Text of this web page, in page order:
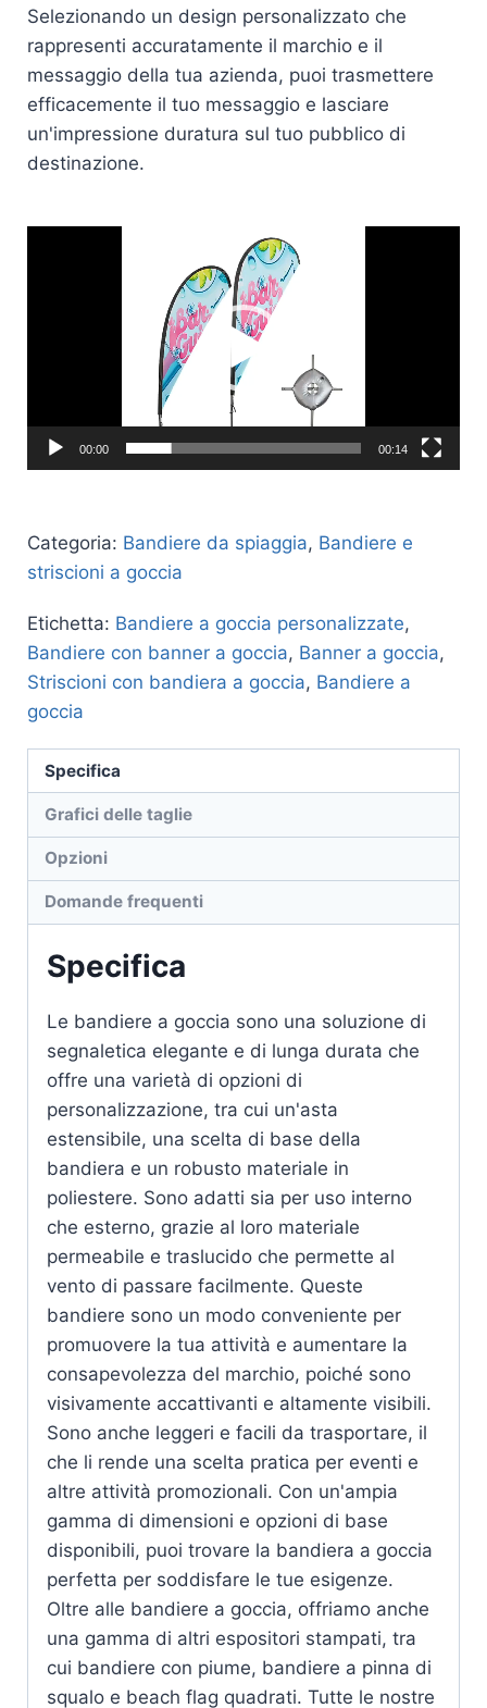
Selezionando un design personalizzato che
rappresenti accuratamente il marchio e il
messaggio della tua azienda, puoi trasmettere
efficacemente il tuo messaggio e lasciare
un'impressione duratura sul tuo pubblico di
destinazione.
00:00 00:14
Categoria: Bandiere da spiaggia, Bandiere e
striscioni a goccia
Etichetta: Bandiere a goccia personalizzate,
Bandiere con banner a goccia, Banner a goccia,
Striscioni con bandiera a goccia, Bandiere a
goccia
Specifica
Grafici delle taglie
Opzioni
Domande frequenti
Specifica
Le bandiere a goccia sono una soluzione di
segnaletica elegante e di lunga durata che
offre una varietà di opzioni di
personalizzazione, tra cui un'asta
estensibile, una scelta di base della
bandiera e un robusto materiale in
poliestere. Sono adatti sia per uso interno
che esterno, grazie al loro materiale
permeabile e traslucido che permette al
vento di passare facilmente. Queste
bandiere sono un modo conveniente per
promuovere la tua attività e aumentare la
consapevolezza del marchio, poiché sono
visivamente accattivanti e altamente visibili.
Sono anche leggeri e facili da trasportare, il
che li rende una scelta pratica per eventi e
altre attività promozionali. Con un'ampia
gamma di dimensioni e opzioni di base
disponibili, puoi trovare la bandiera a goccia
perfetta per soddisfare le tue esigenze.
Oltre alle bandiere a goccia, offriamo anche
una gamma di altri espositori stampati, tra
cui bandiere con piume, bandiere a pinna di
squalo e beach flag quadrati. Tutte le nostre